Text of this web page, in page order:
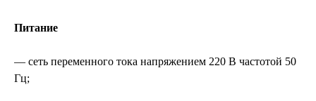
Питание
— сеть переменного тока напряжением 220 В частотой 50
Гц;